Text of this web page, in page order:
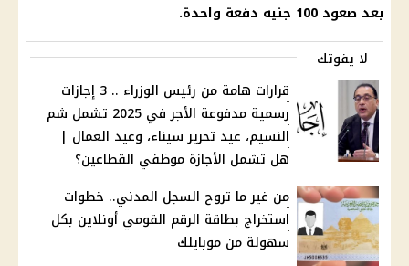
بعد صعود 100 جنيه دفعة واحدة.
لا يفوتك
قرارات هامة من رئيس الوزراء .. 3 إجازات
رسمية مدفوعة الأجر في 2025 تشمل شم
النسيم، عيد تحرير سيناء، وعيد العمال |
هل تشمل الأجازة موظفي القطاعين؟
من غير ما تروح السجل المدني.. خطوات
استخراج بطاقة الرقم القومي أونلاين بكل
سهولة من موبايلك